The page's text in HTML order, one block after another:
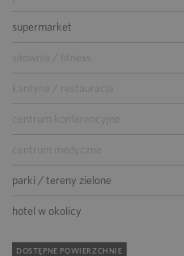
supermarket
siłownia / fitness
kantyna / restauracje
centrum konferencyjne
centrum medyczne
parki / tereny zielone
hotel w okolicy
DOSTĘPNE POWIERZCHNIE